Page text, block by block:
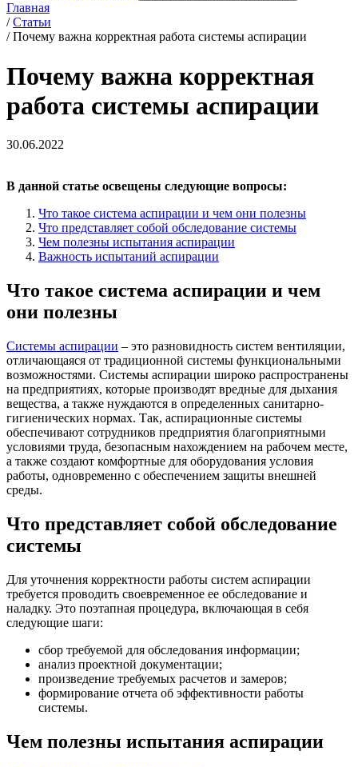
Главная
/ Статьи
/ Почему важна корректная работа системы аспирации
Почему важна корректная
работа системы аспирации
30.06.2022
В данной статье освещены следующие вопросы:
Что такое система аспирации и чем они полезны
Что представляет собой обследование системы
Чем полезны испытания аспирации
Важность испытаний аспирации
Что такое система аспирации и чем
они полезны
Системы аспирации – это разновидность систем вентиляции,
отличающаяся от традиционной системы функциональными
возможностями. Системы аспирации широко распространены
на предприятиях, которые производят вредные для дыхания
вещества, а также нуждаются в определенных санитарно-
гигиенических нормах. Так, аспирационные системы
обеспечивают сотрудников предприятия благоприятными
условиями труда, безопасным нахождением на рабочем месте,
а также создают комфортные для оборудования условия
работы, одновременно с обеспечением защиты внешней
среды.
Что представляет собой обследование
системы
Для уточнения корректности работы систем аспирации
требуется проводить своевременное ее обследование и
наладку. Это поэтапная процедура, включающая в себя
следующие шаги:
сбор требуемой для обследования информации;
анализ проектной документации;
произведение требуемых расчетов и замеров;
формирование отчета об эффективности работы
системы.
Чем полезны испытания аспирации